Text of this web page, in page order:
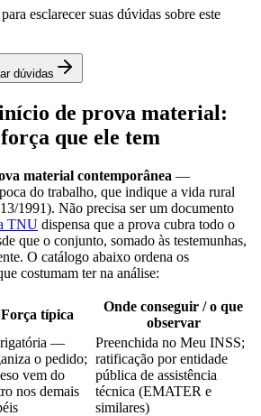
esclarecer suas dúvidas sobre este
dúvidas
de prova material:
que ele tem
material contemporânea —
do trabalho, que indique a vida rural
1991). Não precisa ser um documento
TNU dispensa que a prova cubra todo o
que o conjunto, somado às testemunhas,
O catálogo abaixo ordena os
costumam ter na análise:
Força típica
Onde conseguir / o que
observar
—
o pedido;
vem do
nos demais
Preenchida no Meu INSS;
ratificação por entidade
pública de assistência
técnica (EMATER e
similares)